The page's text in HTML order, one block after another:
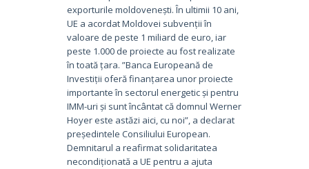
exporturile moldovenești. În ultimii 10 ani,
UE a acordat Moldovei subvenții în
valoare de peste 1 miliard de euro, iar
peste 1.000 de proiecte au fost realizate
în toată țara. ”Banca Europeană de
Investiții oferă finanțarea unor proiecte
importante în sectorul energetic și pentru
IMM-uri și sunt încântat că domnul Werner
Hoyer este astăzi aici, cu noi”, a declarat
președintele Consiliului European.
Demnitarul a reafirmat solidaritatea
necondiționată a UE pentru a ajuta